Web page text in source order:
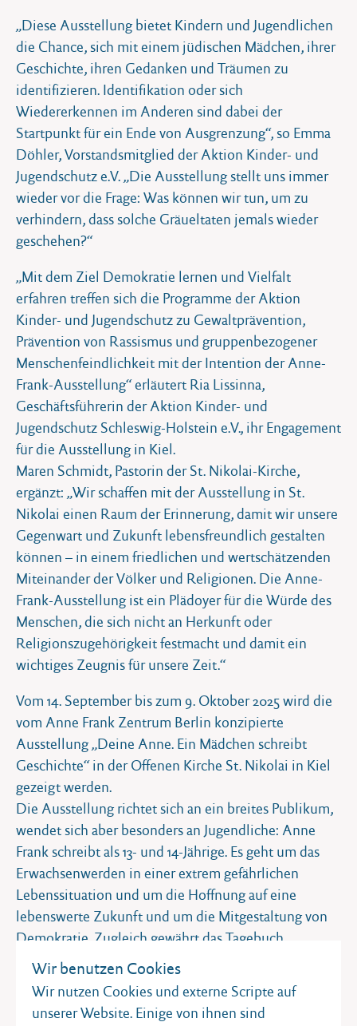
„Diese Ausstellung bietet Kindern und Jugendlichen
die Chance, sich mit einem jüdischen Mädchen, ihrer
Geschichte, ihren Gedanken und Träumen zu
identifizieren. Identifikation oder sich
Wiedererkennen im Anderen sind dabei der
Startpunkt für ein Ende von Ausgrenzung“, so Emma
Döhler, Vorstandsmitglied der Aktion Kinder- und
Jugendschutz e.V. „Die Ausstellung stellt uns immer
wieder vor die Frage: Was können wir tun, um zu
verhindern, dass solche Gräueltaten jemals wieder
geschehen?“
„Mit dem Ziel Demokratie lernen und Vielfalt
erfahren treffen sich die Programme der Aktion
Kinder- und Jugendschutz zu Gewaltprävention,
Prävention von Rassismus und gruppenbezogener
Menschenfeindlichkeit mit der Intention der Anne-
Frank-Ausstellung“ erläutert Ria Lissinna,
Geschäftsführerin der Aktion Kinder- und
Jugendschutz Schleswig-Holstein e.V., ihr Engagement
für die Ausstellung in Kiel.
Maren Schmidt, Pastorin der St. Nikolai-Kirche,
ergänzt: „Wir schaffen mit der Ausstellung in St.
Nikolai einen Raum der Erinnerung, damit wir unsere
Gegenwart und Zukunft lebensfreundlich gestalten
können – in einem friedlichen und wertschätzenden
Miteinander der Völker und Religionen. Die Anne-
Frank-Ausstellung ist ein Plädoyer für die Würde des
Menschen, die sich nicht an Herkunft oder
Religionszugehörigkeit festmacht und damit ein
wichtiges Zeugnis für unsere Zeit.“
Vom 14. September bis zum 9. Oktober 2025 wird die
vom Anne Frank Zentrum Berlin konzipierte
Ausstellung „Deine Anne. Ein Mädchen schreibt
Geschichte“ in der Offenen Kirche St. Nikolai in Kiel
gezeigt werden.
Die Ausstellung richtet sich an ein breites Publikum,
wendet sich aber besonders an Jugendliche: Anne
Frank schreibt als 13- und 14-Jährige. Es geht um das
Erwachsenwerden in einer extrem gefährlichen
Lebenssituation und um die Hoffnung auf eine
lebenswerte Zukunft und um die Mitgestaltung von
Demokratie. Zugleich gewährt das Tagebuch
Einblicke in die Gefühls- und Gedankenwelt eines
für Gleichaltrige Identifikations- und
Wir benutzen Cookies
Wir nutzen Cookies und externe Scripte auf
unserer Website. Einige von ihnen sind